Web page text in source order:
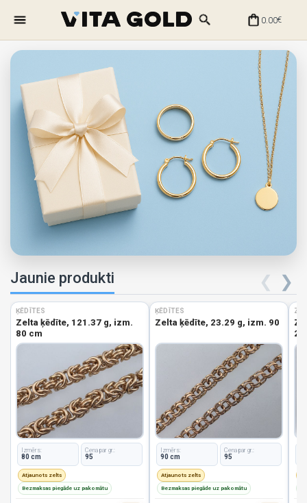
0.00€
Jaunie produkti ❮ ❯
ĶĒDĪTES
Zelta ķēdīte, 121.37 g, izm.
80 cm
Izmērs:
80 cm
Cena par gr.:
95
Atjaunots zelts
Bezmaksas piegāde uz pakomātu
ĶĒDĪTES
Zelta ķēdīte, 23.29 g, izm. 90
Izmērs:
90 cm
Cena par gr.:
95
Atjaunots zelts
Bezmaksas piegāde uz pakomātu